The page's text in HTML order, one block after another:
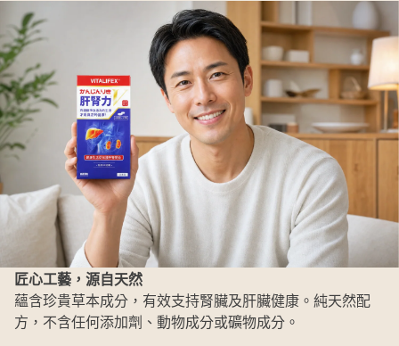
匠心工藝，源自天然
蘊含珍貴草本成分，有效支持腎臟及肝臟健康。純天然配
方，不含任何添加劑、動物成分或礦物成分。